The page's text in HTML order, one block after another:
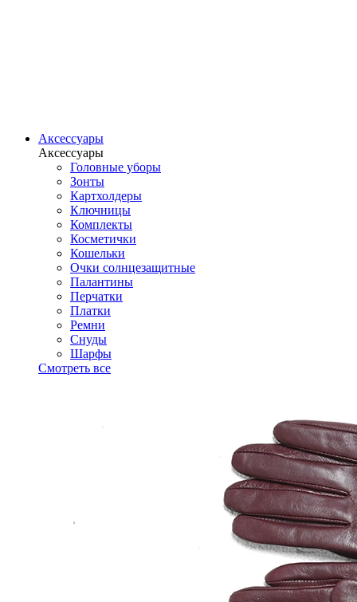
Аксессуары
Аксессуары
Головные уборы
Зонты
Картхолдеры
Ключницы
Комплекты
Косметички
Кошельки
Очки солнцезащитные
Палантины
Перчатки
Платки
Ремни
Снуды
Шарфы
Смотреть все